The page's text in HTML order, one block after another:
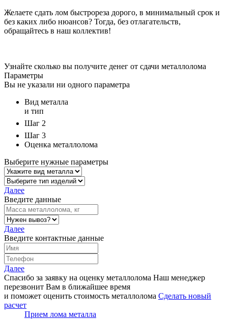
Желаете сдать лом быстрореза дорого, в минимальный срок и
без каких либо нюансов? Тогда, без отлагательств,
обращайтесь в наш коллектив!
Узнайте сколько вы получите денег от сдачи металлолома
Параметры
Вы не указали ни одного параметра
Вид металла
и тип
Шаг 2
Шаг 3
Оценка металлолома
Выберите нужные параметры
Далее
Введите данные
Далее
Введите контактные данные
Далее
Спасибо за заявку на оценку металлолома Наш менеджер
перезвонит Вам в ближайшее время
и поможет оценить стоимость металлолома Сделать новый
расчет
Прием лома металла